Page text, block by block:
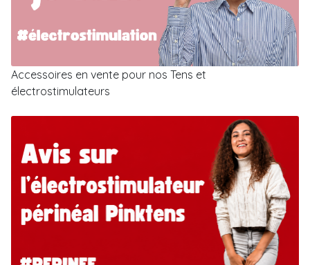
Accessoires en vente pour nos Tens et
électrostimulateurs